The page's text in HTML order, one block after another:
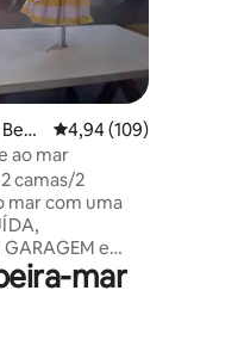
avaliações
4,94 de uma avaliação
4,94 (109)
ao mar
camas/2
mar com uma
GARAGEM e
Esta
queen e 1
mar